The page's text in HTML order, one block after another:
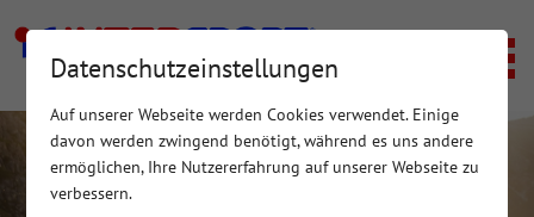
Datenschutzeinstellungen
Auf unserer Webseite werden Cookies verwendet. Einige
davon werden zwingend benötigt, während es uns andere
ermöglichen, Ihre Nutzererfahrung auf unserer Webseite zu
verbessern.